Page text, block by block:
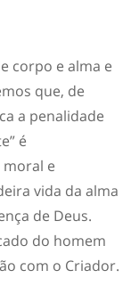
corpo e alma e
que, de
a penalidade
é
e
vida da alma
de Deus.
do homem
com o Criador.